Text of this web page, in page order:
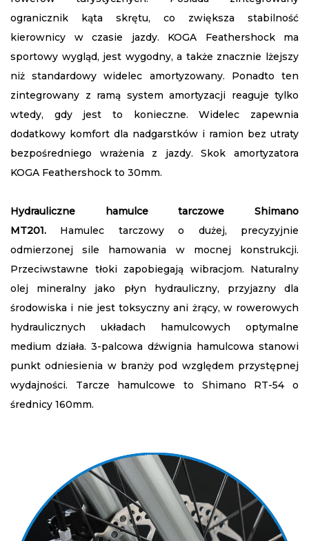
ogranicznik kąta skrętu, co zwiększa stabilność
kierownicy w czasie jazdy. KOGA Feathershock ma
sportowy wygląd, jest wygodny, a także znacznie lżejszy
niż standardowy widelec amortyzowany. Ponadto ten
zintegrowany z ramą system amortyzacji reaguje tylko
wtedy, gdy jest to konieczne. Widelec zapewnia
dodatkowy komfort dla nadgarstków i ramion bez utraty
bezpośredniego wrażenia z jazdy. Skok amortyzatora
KOGA Feathershock to 30mm.
Hydrauliczne hamulce tarczowe Shimano
MT201. Hamulec tarczowy o dużej, precyzyjnie
odmierzonej sile hamowania w mocnej konstrukcji.
Przeciwstawne tłoki zapobiegają wibracjom. Naturalny
olej mineralny jako płyn hydrauliczny, przyjazny dla
środowiska i nie jest toksyczny ani żrący, w rowerowych
hydraulicznych układach hamulcowych optymalne
medium działa. 3-palcowa dźwignia hamulcowa stanowi
punkt odniesienia w branży pod względem przystępnej
wydajności. Tarcze hamulcowe to Shimano RT-54 o
średnicy 160mm.